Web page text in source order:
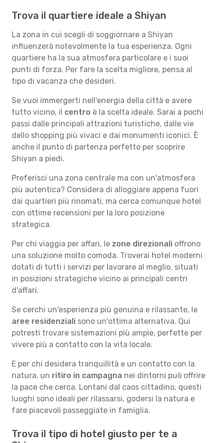
Trova il quartiere ideale a Shiyan
La zona in cui scegli di soggiornare a Shiyan
influenzerà notevolmente la tua esperienza. Ogni
quartiere ha la sua atmosfera particolare e i suoi
punti di forza. Per fare la scelta migliore, pensa al
tipo di vacanza che desideri.
Se vuoi immergerti nell'energia della città e avere
tutto vicino, il centro è la scelta ideale. Sarai a pochi
passi dalle principali attrazioni turistiche, dalle vie
dello shopping più vivaci e dai monumenti iconici. È
anche il punto di partenza perfetto per scoprire
Shiyan a piedi.
Preferisci una zona centrale ma con un'atmosfera
più autentica? Considera di alloggiare appena fuori
dai quartieri più rinomati, ma cerca comunque hotel
con ottime recensioni per la loro posizione
strategica.
Per chi viaggia per affari, le zone direzionali offrono
una soluzione molto comoda. Troverai hotel moderni
dotati di tutti i servizi per lavorare al meglio, situati
in posizioni strategiche vicino ai principali centri
d'affari.
Se cerchi un'esperienza più genuina e rilassante, le
aree residenziali sono un'ottima alternativa. Qui
potresti trovare sistemazioni più ampie, perfette per
vivere più a contatto con la vita locale.
E per chi desidera tranquillità e un contatto con la
natura, un ritiro in campagna nei dintorni può offrire
la pace che cerca. Lontani dal caos cittadino, questi
luoghi sono ideali per rilassarsi, godersi la natura e
fare piacevoli passeggiate in famiglia.
Trova il tipo di hotel giusto per te a